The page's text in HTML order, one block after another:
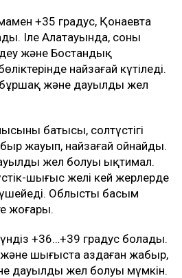
+35 градус, Қонаевта
Іле Алатауында, соның
және Бостандық
найзағай күтіледі.
және дауылды жел
батысы, солтүстігі
жауып, найзағай ойнайды.
жел болуы ықтимал.
шығыс желі кей жерлерде
Облыстың басым
жоғары.
+36…+39 градус болады.
және шығыста аздаған жаңбыр,
дауылды жел болуы мүмкін.